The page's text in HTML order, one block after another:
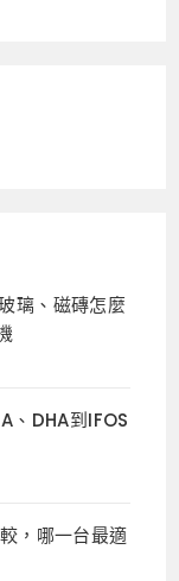
璃、磁磚怎麼
、DHA到IFOS
，哪一台最適